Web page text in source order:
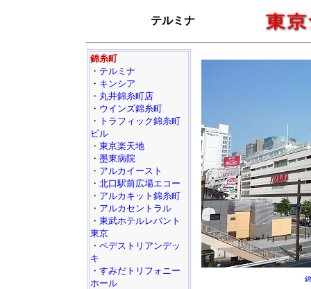
テルミナ
錦糸町
・ テルミナ
・ キンシア
・ 丸井錦糸町店
・ ウインズ錦糸町
・ トラフィック錦糸町
ビル
・ 東京楽天地
・ 墨東病院
・ アルカイースト
・ 北口駅前広場エコー
・ アルカキット錦糸町
・ アルカセントラル
・ 東武ホテルレバント
東京
・ ペデストリアンデッ
キ
・ すみだトリフォニー
ホール